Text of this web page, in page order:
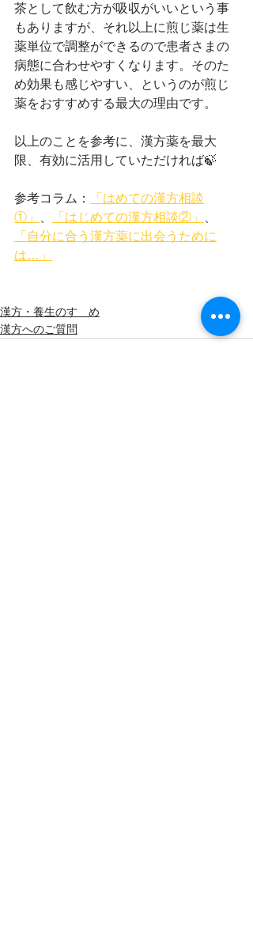
茶として飲む方が吸収がいいという事
もありますが、それ以上に煎じ薬は生
薬単位で調整ができるので患者さまの
病態に合わせやすくなります。そのた
め効果も感じやすい、というのが煎じ
薬をおすすめする最大の理由です。
以上のことを参考に、漢方薬を最大
限、有効に活用していただければ🍃
参考コラム：
「はめての漢方相談
①」
「はじめての漢方相談②」
「自分に合う漢方薬に出会うために
は…」
漢方・養生のすゝめ
漢方へのご質問